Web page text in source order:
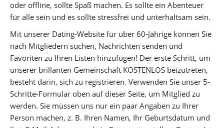
oder offline, sollte Spaß machen. Es sollte ein Abenteuer
für alle sein und es sollte stressfrei und unterhaltsam sein.
Mit unserer Dating-Website für über 60-Jährige können Sie
nach Mitgliedern suchen, Nachrichten senden und
Favoriten zu Ihren Listen hinzufügen! Der erste Schritt, um
unserer brillanten Gemeinschaft KOSTENLOS beizutreten,
besteht darin, sich zu registrieren. Verwenden Sie unser 5-
Schritte-Formular oben auf dieser Seite, um Mitglied zu
werden. Sie müssen uns nur ein paar Angaben zu Ihrer
Person machen, z. B. Ihren Namen, Ihr Geburtsdatum und